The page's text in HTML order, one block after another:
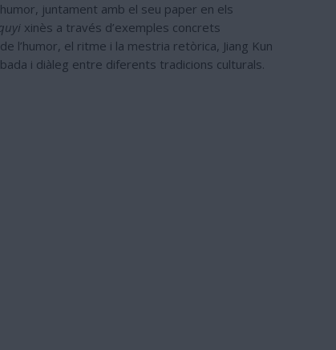
juntament amb el seu paper en els
xinès a través d’exemples concrets
l’humor, el ritme i la mestria retòrica, Jiang Kun
i diàleg entre diferents tradicions culturals.